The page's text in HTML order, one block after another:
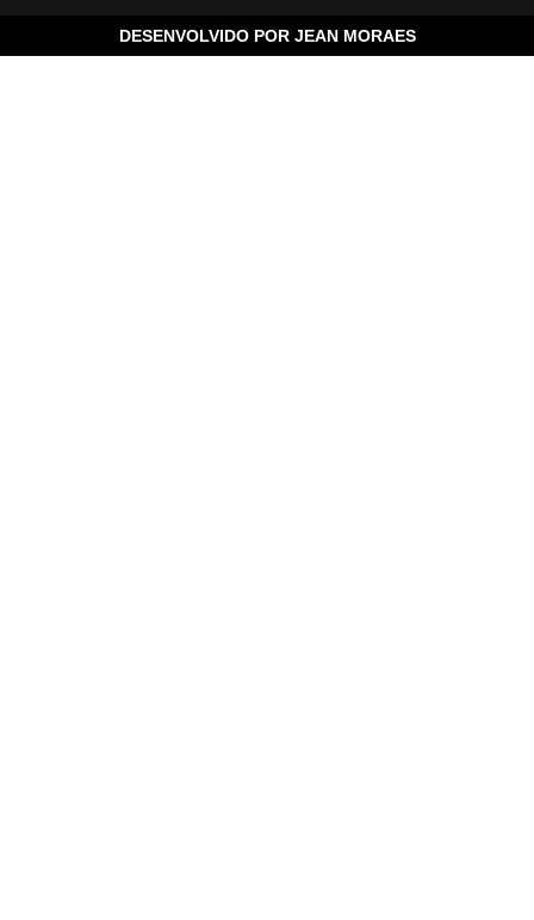
DESENVOLVIDO POR JEAN MORAES